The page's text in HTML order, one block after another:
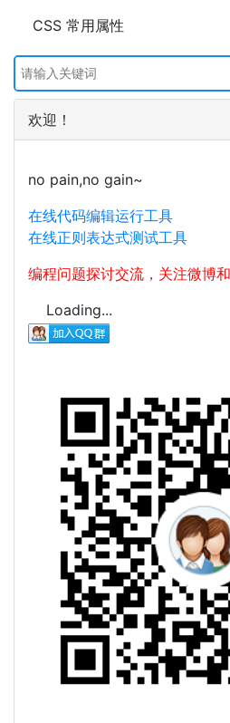
CSS 常用属性
欢迎！
no pain,no gain~
在线代码编辑运行工具
在线正则表达式测试工具
编程问题探讨交流，关注微博和
Loading...